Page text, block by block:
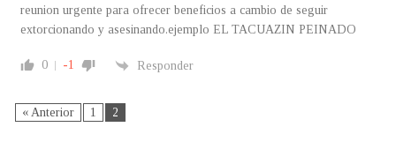
reunion urgente para ofrecer beneficios a cambio de seguir
extorcionando y asesinando.ejemplo EL TACUAZIN PEINADO
0 -1 Responder
« Anterior 1 2